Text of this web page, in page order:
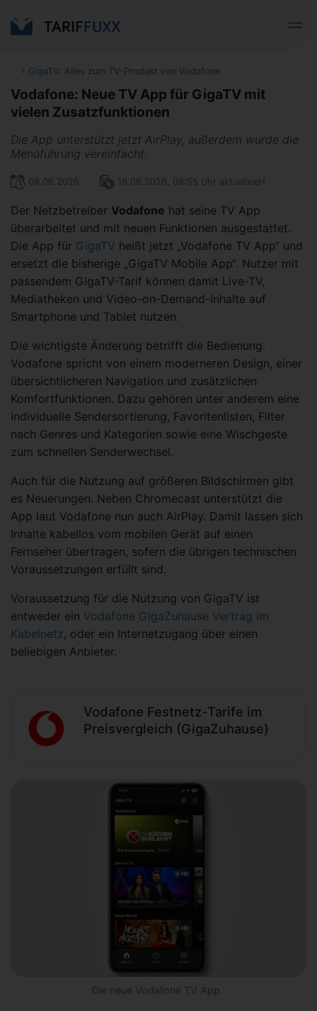
‹ GigaTV: Alles zum TV-Produkt von Vodafone
Vodafone: Neue TV App für GigaTV mit
vielen Zusatzfunktionen
Die App unterstützt jetzt AirPlay, außerdem wurde die
Menüführung vereinfacht.
08.06.2026 16.06.2026, 08:55 Uhr aktualisiert
Der Netzbetreiber Vodafone hat seine TV App
überarbeitet und mit neuen Funktionen ausgestattet.
Die App für GigaTV heißt jetzt „Vodafone TV App“ und
ersetzt die bisherige „GigaTV Mobile App“. Nutzer mit
passendem GigaTV-Tarif können damit Live-TV,
Mediatheken und Video-on-Demand-Inhalte auf
Smartphone und Tablet nutzen.
Die wichtigste Änderung betrifft die Bedienung.
Vodafone spricht von einem moderneren Design, einer
übersichtlicheren Navigation und zusätzlichen
Komfortfunktionen. Dazu gehören unter anderem eine
individuelle Sendersortierung, Favoritenlisten, Filter
nach Genres und Kategorien sowie eine Wischgeste
zum schnellen Senderwechsel.
Auch für die Nutzung auf größeren Bildschirmen gibt
es Neuerungen. Neben Chromecast unterstützt die
App laut Vodafone nun auch AirPlay. Damit lassen sich
Inhalte kabellos vom mobilen Gerät auf einen
Fernseher übertragen, sofern die übrigen technischen
Voraussetzungen erfüllt sind.
Voraussetzung für die Nutzung von GigaTV ist
entweder ein Vodafone GigaZuhause Vertrag im
Kabelnetz, oder ein Internetzugang über einen
beliebigen Anbieter.
Vodafone Festnetz-Tarife im
Preisvergleich (GigaZuhause)
Die neue Vodafone TV App